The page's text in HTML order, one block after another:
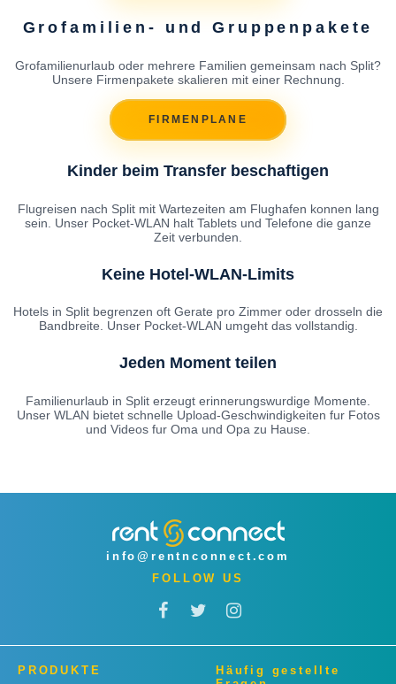
Grofamilien- und Gruppenpakete
Grofamilienurlaub oder mehrere Familien gemeinsam nach Split?
Unsere Firmenpakete skalieren mit einer Rechnung.
FIRMENPLANE
Kinder beim Transfer beschaftigen
Flugreisen nach Split mit Wartezeiten am Flughafen konnen lang
sein. Unser Pocket-WLAN halt Tablets und Telefone die ganze
Zeit verbunden.
Keine Hotel-WLAN-Limits
Hotels in Split begrenzen oft Gerate pro Zimmer oder drosseln die
Bandbreite. Unser Pocket-WLAN umgeht das vollstandig.
Jeden Moment teilen
Familienurlaub in Split erzeugt erinnerungswurdige Momente.
Unser WLAN bietet schnelle Upload-Geschwindigkeiten fur Fotos
und Videos fur Oma und Opa zu Hause.
info@rentnconnect.com
FOLLOW US
PRODUKTE
Häufig gestellte